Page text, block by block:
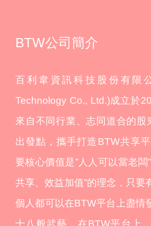
BTW公司簡介
百利韋資訊科技股份有限
Technology Co., Ltd.)成立於
來自不同行業、志同道合的股
出發點，攜手打造BTW共享
要核心價值是”人人可以當老闆
共享、效益加值”的理念，只要
個人都可以在BTW平台上盡情
十八般武藝，在BTW平台上